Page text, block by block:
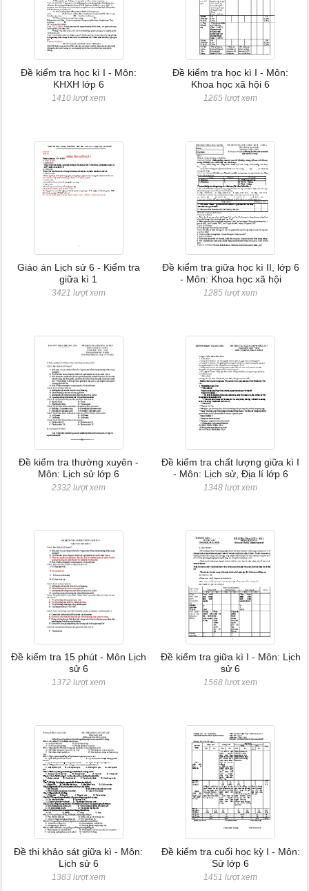
Đề kiểm tra học kì I - Môn:
KHXH lớp 6
1410 lượt xem
Đề kiểm tra học kì I - Môn:
Khoa học xã hội 6
1265 lượt xem
Giáo án Lịch sử 6 - Kiểm tra
giữa kì 1
3421 lượt xem
Đề kiểm tra giữa học kì II, lớp 6
- Môn: Khoa học xã hội
1285 lượt xem
Đề kiểm tra thường xuyên -
Môn: Lịch sử lớp 6
2332 lượt xem
Đề kiểm tra chất lượng giữa kì I
- Môn: Lịch sử, Địa lí lớp 6
1348 lượt xem
Đề kiểm tra 15 phút - Môn Lịch
sử 6
1372 lượt xem
Đề kiểm tra giữa kì I - Môn: Lịch
sử 6
1568 lượt xem
Đề thi khảo sát giữa kì - Môn:
Lịch sử 6
1383 lượt xem
Đề kiểm tra cuối học kỳ I - Môn:
Sử lớp 6
1451 lượt xem